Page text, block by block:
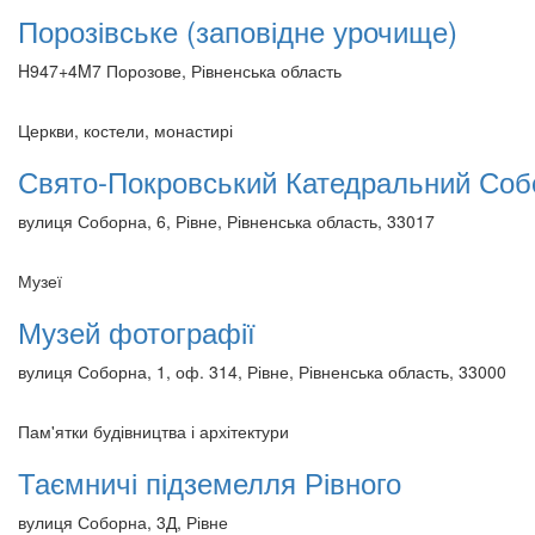
Порозівське (заповідне урочище)
H947+4M7 Порозове, Рівненська область
Церкви, костели, монастирі
Свято-Покровський Катедральний
вулиця Соборна, 6, Рівне, Рівненська область, 33017
Музеї
Музей фотографії
вулиця Соборна, 1, оф. 314, Рівне, Рівненська область, 33000
Пам'ятки будівництва і архітектури
Таємничі підземелля Рівного
вулиця Соборна, 3Д, Рівне